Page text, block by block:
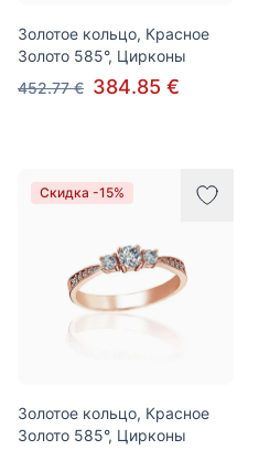
Золотое кольцо, Красное
Золото 585°, Цирконы
452.77 € 384.85 €
Скидка -15%
Золотое кольцо, Красное
Золото 585°, Цирконы